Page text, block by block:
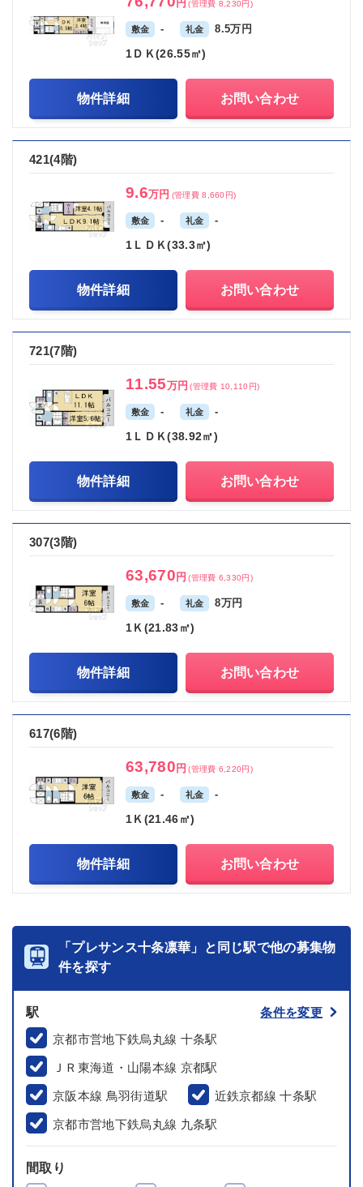
円 (管理費 8,230円)
敷金 - 礼金 8.5万円
1ＤＫ(26.55㎡)
物件詳細 お問い合わせ
421(4階)
9.6万円 (管理費 8,660円)
敷金 - 礼金 -
1ＬＤＫ(33.3㎡)
物件詳細 お問い合わせ
721(7階)
11.55万円 (管理費 10,110円)
敷金 - 礼金 -
1ＬＤＫ(38.92㎡)
物件詳細 お問い合わせ
307(3階)
63,670 円 (管理費 6,330円)
敷金 - 礼金 8万円
1Ｋ(21.83㎡)
物件詳細 お問い合わせ
617(6階)
63,780 円 (管理費 6,220円)
敷金 - 礼金 -
1Ｋ(21.46㎡)
物件詳細 お問い合わせ
「プレサンス十条凛華」と同じ駅で他の募集物
件を探す
駅
条件を変更
京都市営地下鉄烏丸線 十条駅
ＪＲ東海道・山陽本線 京都駅
京阪本線 鳥羽街道駅 近鉄京都線 十条駅
京都市営地下鉄烏丸線 九条駅
間取り